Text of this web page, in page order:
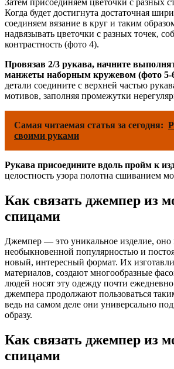
Затем присоединяем цветочки с разных
Когда будет достигнута достаточная
соединяем вязание в круг и таким
надвязывать цветочки с разных точек,
контрастность (фото 4).
Провязав 2/3 рукава, начните
манжеты наборным кружевом (фото 5-
детали соедините с верхней частью
мотивов, заполняя промежутки
Самая читаемая статья за сегодня:
своими руками
Рукава присоедините вдоль пройм к
целостность узора полотна сшиванием
Как связать джемпер из
спицами
Джемпер — это уникальное изделие, оно
необыкновенной популярностью и
новый, интересный формат. Их
материалов, создают многообразные
людей носят эту одежду почти
джемпера продолжают пользоваться
ведь на самом деле они универсально
образу.
Как связать джемпер из
спицами